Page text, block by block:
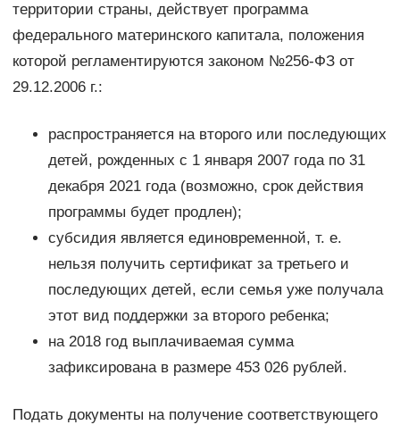
территории страны, действует программа
федерального материнского капитала, положения
которой регламентируются законом №256-ФЗ от
29.12.2006 г.:
распространяется на второго или последующих
детей, рожденных с 1 января 2007 года по 31
декабря 2021 года (возможно, срок действия
программы будет продлен);
субсидия является единовременной, т. е.
нельзя получить сертификат за третьего и
последующих детей, если семья уже получала
этот вид поддержки за второго ребенка;
на 2018 год выплачиваемая сумма
зафиксирована в размере 453 026 рублей.
Подать документы на получение соответствующего